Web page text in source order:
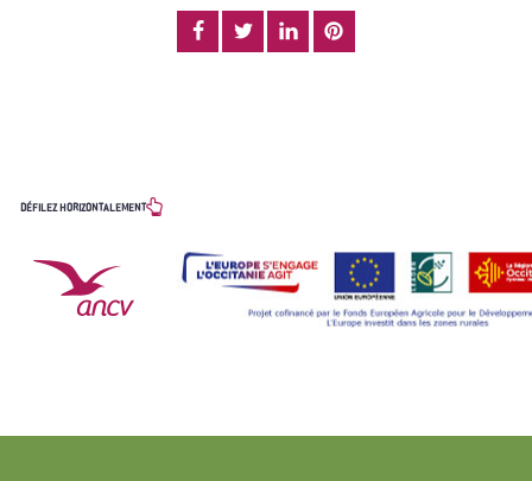
DÉFILEZ HORIZONTALEMENT